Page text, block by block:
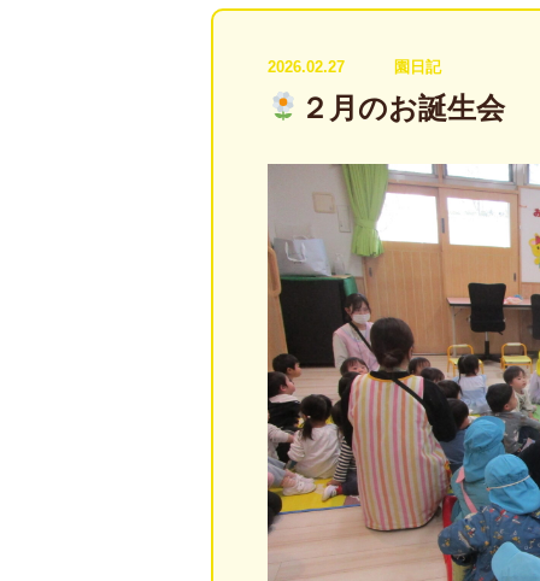
2026.02.27 園日記
２月のお誕生会